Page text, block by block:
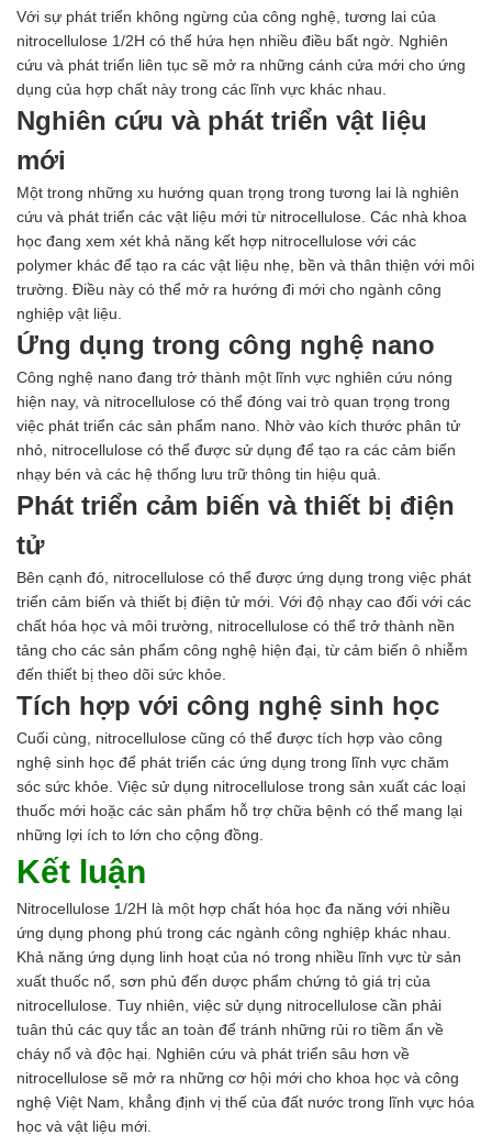
Với sự phát triển không ngừng của công nghệ, tương lai của
nitrocellulose 1/2H có thể hứa hẹn nhiều điều bất ngờ. Nghiên
cứu và phát triển liên tục sẽ mở ra những cánh cửa mới cho ứng
dụng của hợp chất này trong các lĩnh vực khác nhau.
Nghiên cứu và phát triển vật liệu
mới
Một trong những xu hướng quan trọng trong tương lai là nghiên
cứu và phát triển các vật liệu mới từ nitrocellulose. Các nhà khoa
học đang xem xét khả năng kết hợp nitrocellulose với các
polymer khác để tạo ra các vật liệu nhẹ, bền và thân thiện với môi
trường. Điều này có thể mở ra hướng đi mới cho ngành công
nghiệp vật liệu.
Ứng dụng trong công nghệ nano
Công nghệ nano đang trở thành một lĩnh vực nghiên cứu nóng
hiện nay, và nitrocellulose có thể đóng vai trò quan trọng trong
việc phát triển các sản phẩm nano. Nhờ vào kích thước phân tử
nhỏ, nitrocellulose có thể được sử dụng để tạo ra các cảm biến
nhạy bén và các hệ thống lưu trữ thông tin hiệu quả.
Phát triển cảm biến và thiết bị điện
tử
Bên cạnh đó, nitrocellulose có thể được ứng dụng trong việc phát
triển cảm biến và thiết bị điện tử mới. Với độ nhạy cao đối với các
chất hóa học và môi trường, nitrocellulose có thể trở thành nền
tảng cho các sản phẩm công nghệ hiện đại, từ cảm biến ô nhiễm
đến thiết bị theo dõi sức khỏe.
Tích hợp với công nghệ sinh học
Cuối cùng, nitrocellulose cũng có thể được tích hợp vào công
nghệ sinh học để phát triển các ứng dụng trong lĩnh vực chăm
sóc sức khỏe. Việc sử dụng nitrocellulose trong sản xuất các loại
thuốc mới hoặc các sản phẩm hỗ trợ chữa bệnh có thể mang lại
những lợi ích to lớn cho cộng đồng.
Kết luận
Nitrocellulose 1/2H là một hợp chất hóa học đa năng với nhiều
ứng dụng phong phú trong các ngành công nghiệp khác nhau.
Khả năng ứng dụng linh hoạt của nó trong nhiều lĩnh vực từ sản
xuất thuốc nổ, sơn phủ đến dược phẩm chứng tỏ giá trị của
nitrocellulose. Tuy nhiên, việc sử dụng nitrocellulose cần phải
tuân thủ các quy tắc an toàn để tránh những rủi ro tiềm ẩn về
cháy nổ và độc hại. Nghiên cứu và phát triển sâu hơn về
nitrocellulose sẽ mở ra những cơ hội mới cho khoa học và công
nghệ Việt Nam, khẳng định vị thế của đất nước trong lĩnh vực hóa
học và vật liệu mới.